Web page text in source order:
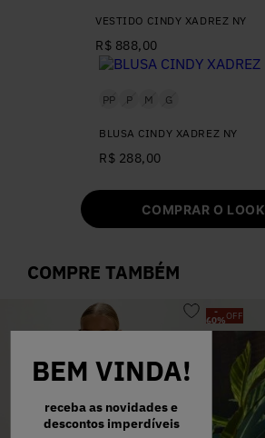
BEM VINDA!
receba as novidades e
descontos imperdíveis
VESTIDO CINDY XADREZ NY
R$ 888,00
PP P M G
BLUSA CINDY XADREZ NY
R$ 288,00
COMPRAR O LOOK
COMPRE TAMBÉM
-
60%OFF